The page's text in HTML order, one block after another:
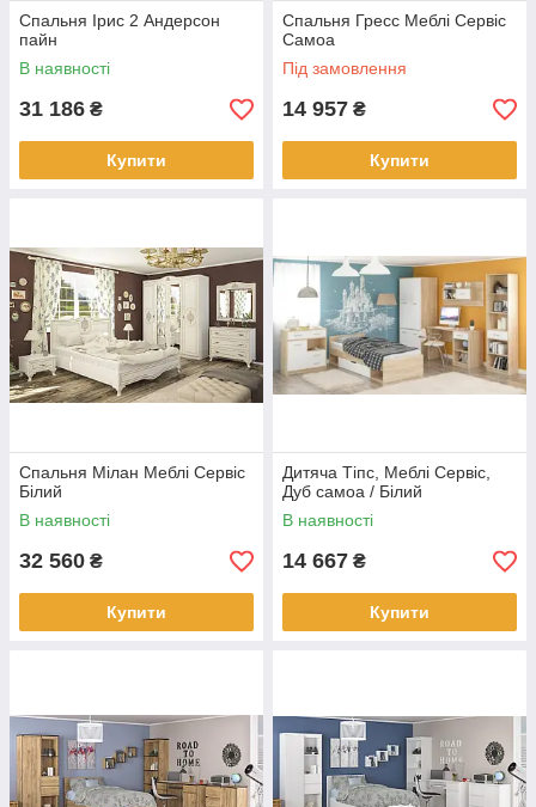
Спальня Ірис 2 Андерсон
пайн
В наявності
31 186 ₴
Купити
Спальня Гресс Меблі Сервіс
Самоа
Під замовлення
14 957 ₴
Купити
Спальня Мілан Меблі Сервіс
Білий
В наявності
32 560 ₴
Купити
Дитяча Тіпс, Меблі Сервіс,
Дуб самоа / Білий
В наявності
14 667 ₴
Купити